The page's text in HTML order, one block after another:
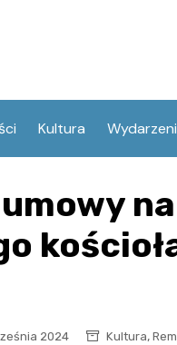
Kultura
2024 Kultura,